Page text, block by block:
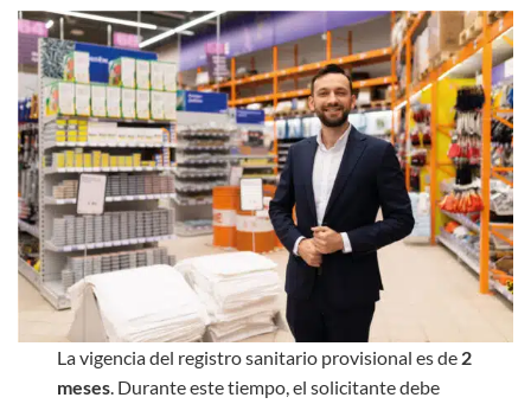
La vigencia del registro sanitario provisional es de 2
meses. Durante este tiempo, el solicitante debe